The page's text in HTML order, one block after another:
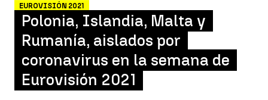
EUROVISIÓN 2021
Polonia, Islandia, Malta y
Rumanía, aislados por
coronavirus en la semana de
Eurovisión 2021